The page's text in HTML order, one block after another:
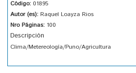
Código: 01895
Autor (es): Raquel Loayza Rios
Nro Páginas: 100
Descripción
Clima/Metereología/Puno/Agricultura